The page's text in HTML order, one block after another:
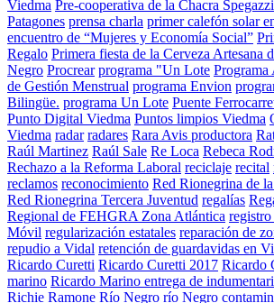
Viedma Pre-cooperativa de la Chacra
Patagones prensa charla primer calefón solar
encuentro de “Mujeres y Economía Social”
Regalo Primera fiesta de la Cerveza Artesana
Negro Procrear programa "Un Lote Programa
de Gestión Menstrual programa Envion
Bilingüe. programa Un Lote Puente
Punto Digital Viedma Puntos limpios Viedma
Viedma radar radares Rara Avis productora
Raúl Martinez Raúl Sale Re Loca Rebeca
Rechazo a la Reforma Laboral reciclaje recital
reclamos reconocimiento Red Rionegrina de
Red Rionegrina Tercera Juventud regalías
Regional de FEHGRA Zona Atlántica
Móvil regularización estatales reparación de
repudio a Vidal retención de guardavidas en
Ricardo Curetti Ricardo Curetti 2017 Ricardo
marino Ricardo Marino entrega de
Richie Ramone Río Negro río Negro